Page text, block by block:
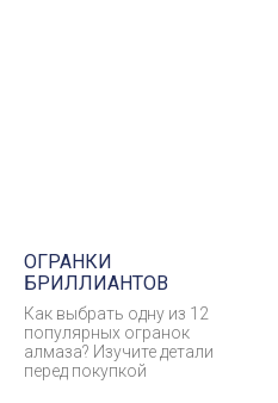
ОГРАНКИ
БРИЛЛИАНТОВ
Как выбрать одну из 12
популярных огранок
алмаза? Изучите детали
перед покупкой